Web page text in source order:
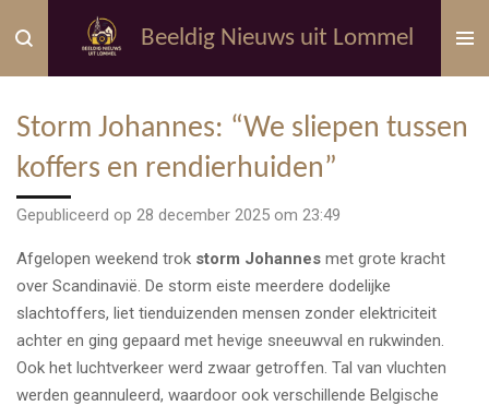
direct
naar
hoofdinhoud
Beeldig Nieuws uit Lommel
Storm Johannes: “We sliepen tussen
koffers en rendierhuiden”
Gepubliceerd op 28 december 2025 om 23:49
Afgelopen weekend trok storm Johannes met grote kracht
over Scandinavië. De storm eiste meerdere dodelijke
slachtoffers, liet tienduizenden mensen zonder elektriciteit
achter en ging gepaard met hevige sneeuwval en rukwinden.
Ook het luchtverkeer werd zwaar getroffen. Tal van vluchten
werden geannuleerd, waardoor ook verschillende Belgische